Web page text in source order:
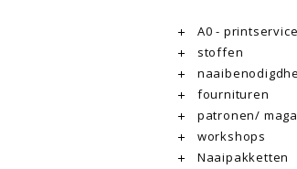
A0 - printservice
stoffen
fournituren
patronen/
workshops
Naaipakketten